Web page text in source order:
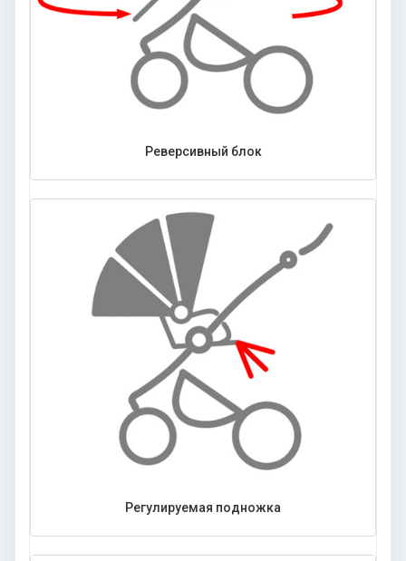
Реверсивный блок
Регулируемая подножка